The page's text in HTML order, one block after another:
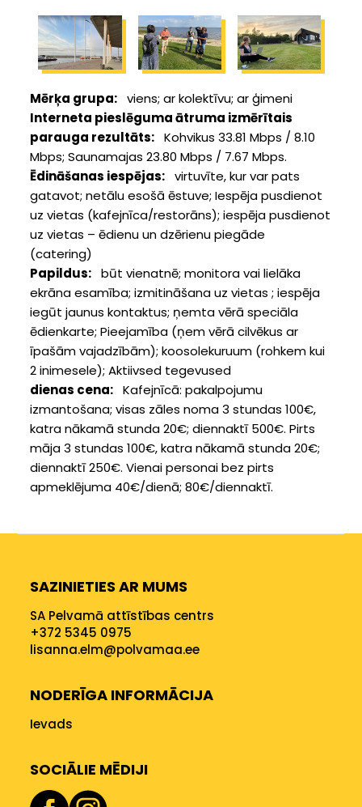
Mērķa grupa viens ar kolektīvu ar ģimeni
Interneta pieslēguma ātruma izmērītais
parauga rezultāts
Kohvikus 33.81 Mbps / 8.10
Mbps; Saunamajas 23.80 Mbps / 7.67 Mbps.
Ēdināšanas iespējas
virtuvīte, kur var pats
gatavot netālu esošā ēstuve Iespēja pusdienot
uz vietas (kafejnīca/restorāns) iespēja pusdienot
uz vietas – ēdienu un dzērienu piegāde
(catering)
Papildus
būt vienatnē monitora vai lielāka
ekrāna esamība izmitināšana uz vietas iespēja
iegūt jaunus kontaktus ņemta vērā speciāla
ēdienkarte Pieejamība (ņem vērā cilvēkus ar
īpašām vajadzībām) koosolekuruum (rohkem kui
2 inimesele) Aktiivsed tegevused
dienas cena
Kafejnīcā: pakalpojumu
izmantošana; visas zāles noma 3 stundas 100€,
katra nākamā stunda 20€; diennaktī 500€. Pirts
māja 3 stundas 100€, katra nākamā stunda 20€;
diennaktī 250€. Vienai personai bez pirts
apmeklējuma 40€/dienā; 80€/diennaktī.
SAZINIETIES AR MUMS
SA Pelvamā attīstības centrs
+372 5345 0975
lisanna.elm@polvamaa.ee
NODERĪGA INFORMĀCIJA
Ievads
SOCIĀLIE MĒDIJI